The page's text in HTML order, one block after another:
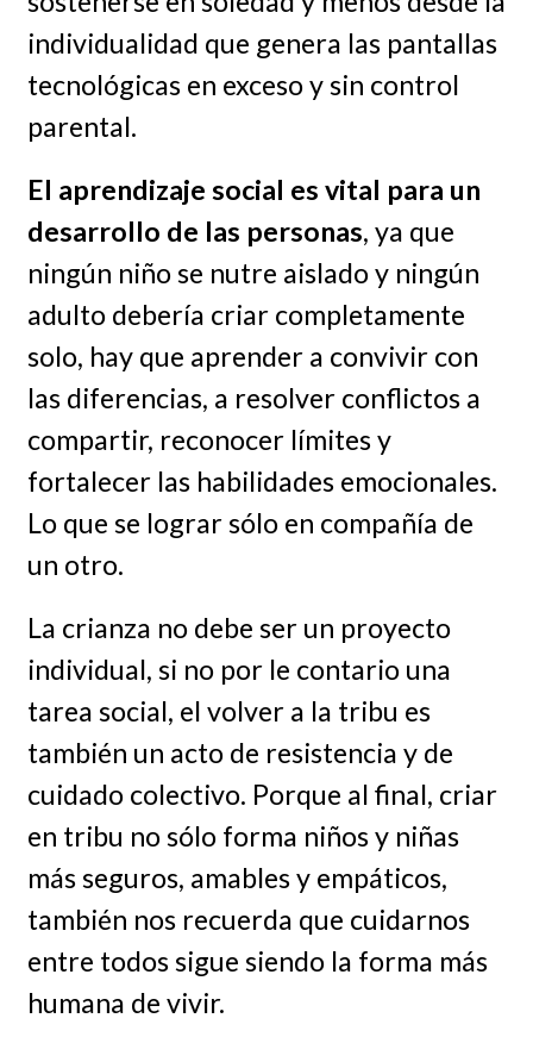
individualidad que genera las pantallas
tecnológicas en exceso y sin control
parental.
El aprendizaje social es vital para un
desarrollo de las personas, ya que
ningún niño se nutre aislado y ningún
adulto debería criar completamente
solo, hay que aprender a convivir con
las diferencias, a resolver conflictos a
compartir, reconocer límites y
fortalecer las habilidades emocionales.
Lo que se lograr sólo en compañía de
un otro.
La crianza no debe ser un proyecto
individual, si no por le contario una
tarea social, el volver a la tribu es
también un acto de resistencia y de
cuidado colectivo. Porque al final, criar
en tribu no sólo forma niños y niñas
más seguros, amables y empáticos,
también nos recuerda que cuidarnos
entre todos sigue siendo la forma más
humana de vivir.